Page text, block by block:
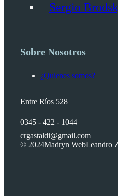
Sergio
Sobre Nosotros
¿Quienes somos?
Entre Ríos 528
0345 - 422 - 1044
crgastaldi@gmail.com
© 2024Madryn WebLeandro